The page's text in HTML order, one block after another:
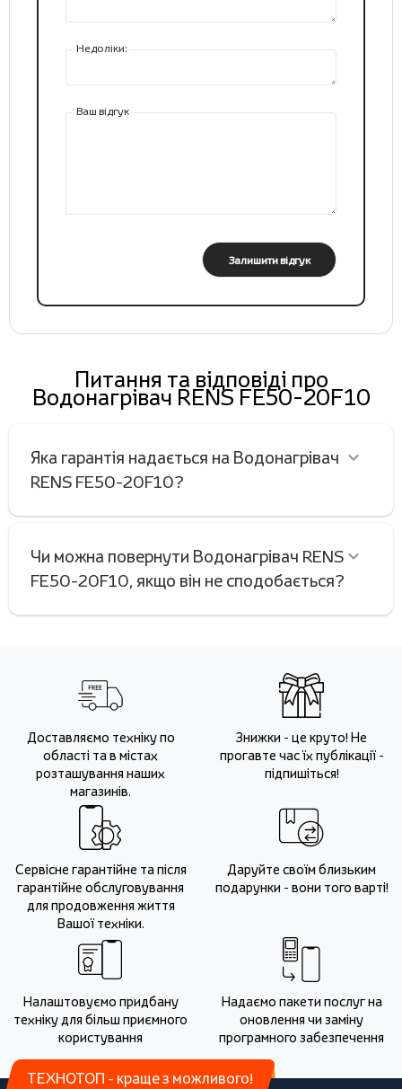
Недоліки:
Ваш відгук
Залишити відгук
Питання та відповіді про
Водонагрівач RENS FE50-20F10
Яка гарантія надається на Водонагрівач
RENS FE50-20F10?
Чи можна повернути Водонагрівач RENS
FE50-20F10, якщо він не сподобається?
Доставляємо техніку по
області та в містах
розташування наших
магазинів.
Знижки - це круто! Не
прогавте час їх публікації -
підпишіться!
Сервісне гарантійне та після
гарантійне обслуговування
для продовження життя
Вашої техніки.
Даруйте своїм близьким
подарунки - вони того варті!
Налаштовуємо придбану
техніку для більш приємного
користування
Надаємо пакети послуг на
оновлення чи заміну
програмного забезпечення
ТЕХНОТОП - краще з можливого!